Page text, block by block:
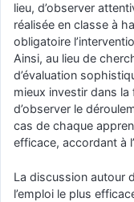
lieu, d’observer
réalisée en classe à
obligatoire
Ainsi, au lieu de
d’évaluation
mieux investir dans la
d’observer le
cas de chaque
efficace, accordant à
La discussion autour
l’emploi le plus